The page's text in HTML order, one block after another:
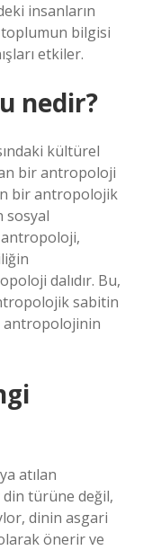
insanların
bilgisi
etkiler.
nedir?
kültürel
bir antropoloji
bir antropolojik
sosyal
dalıdır. Bu,
sabitin
antropolojinin
atılan
din türüne değil,
dinin asgari
önerir ve